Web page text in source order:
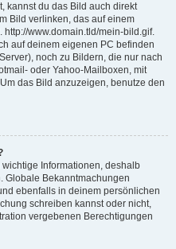
kannst du das Bild auch direkt
Bild verlinken, das auf einem
www.domain.tld/mein-bild.gif.
auf deinem eigenen PC befinden
noch zu Bildern, die nur nach
oder Yahoo-Mailboxen, mit
das Bild anzuzeigen, benutze den
Informationen, deshalb
Globale Bekanntmachungen
ebenfalls in deinem persönlichen
schreiben kannst oder nicht,
vergebenen Berechtigungen